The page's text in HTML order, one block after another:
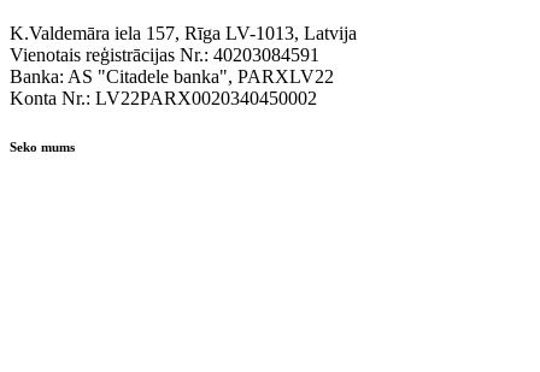
K.Valdemāra iela 157, Rīga LV-1013, Latvija
Vienotais reģistrācijas Nr.: 40203084591
Banka: AS "Citadele banka", PARXLV22
Konta Nr.: LV22PARX0020340450002
Seko mums